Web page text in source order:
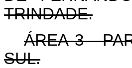
TRINDADE.
ÁREA 3 -
SUL.